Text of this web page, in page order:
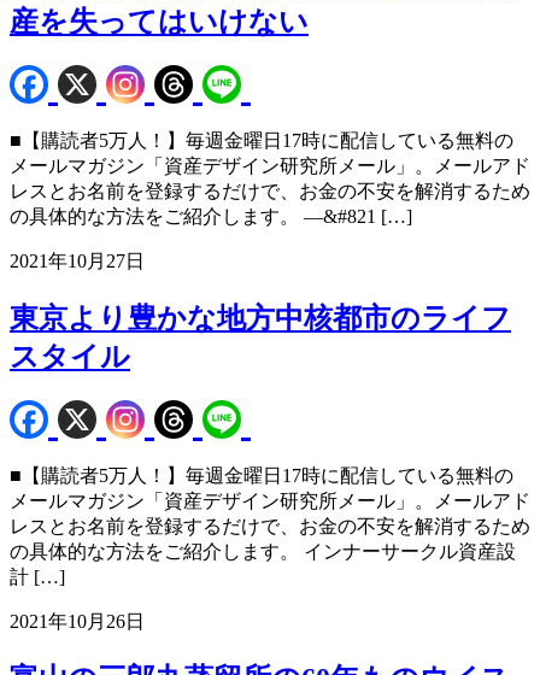
産を失ってはいけない
■【購読者5万人！】毎週金曜日17時に配信している無料の
メールマガジン「資産デザイン研究所メール」。メールアド
レスとお名前を登録するだけで、お金の不安を解消するため
の具体的な方法をご紹介します。 —&#821 […]
2021年10月27日
東京より豊かな地方中核都市のライフ
スタイル
■【購読者5万人！】毎週金曜日17時に配信している無料の
メールマガジン「資産デザイン研究所メール」。メールアド
レスとお名前を登録するだけで、お金の不安を解消するため
の具体的な方法をご紹介します。 インナーサークル資産設
計 […]
2021年10月26日